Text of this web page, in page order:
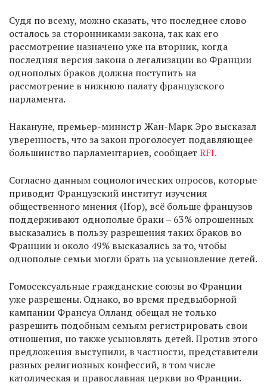
Судя по всему, можно сказать, что последнее слово
осталось за сторонниками закона, так как его
рассмотрение назначено уже на вторник, когда
последняя версия закона о легализации во Франции
однополых браков должна поступить на
рассмотрение в нижнюю палату французского
парламента.
Накануне, премьер-министр Жан-Марк Эро высказал
уверенность, что за закон проголосует подавляющее
большинство парламентариев, сообщает RFI.
Согласно данным социологических опросов, которые
приводит Французский институт изучения
общественного мнения (Ifop), всё больше французов
поддерживают однополые браки – 63% опрошенных
высказались в пользу разрешения таких браков во
Франции и около 49% высказались за то, чтобы
однополые семьи могли брать на усыновление детей.
Гомосексуальные гражданские союзы во Франции
уже разрешены. Однако, во время предвыборной
кампании Франсуа Олланд обещал не только
разрешить подобным семьям регистрировать свои
отношения, но также усыновлять детей. Против этого
предложения выступили, в частности, представители
разных религиозных конфессий, в том числе
католическая и православная церкви во Франции.